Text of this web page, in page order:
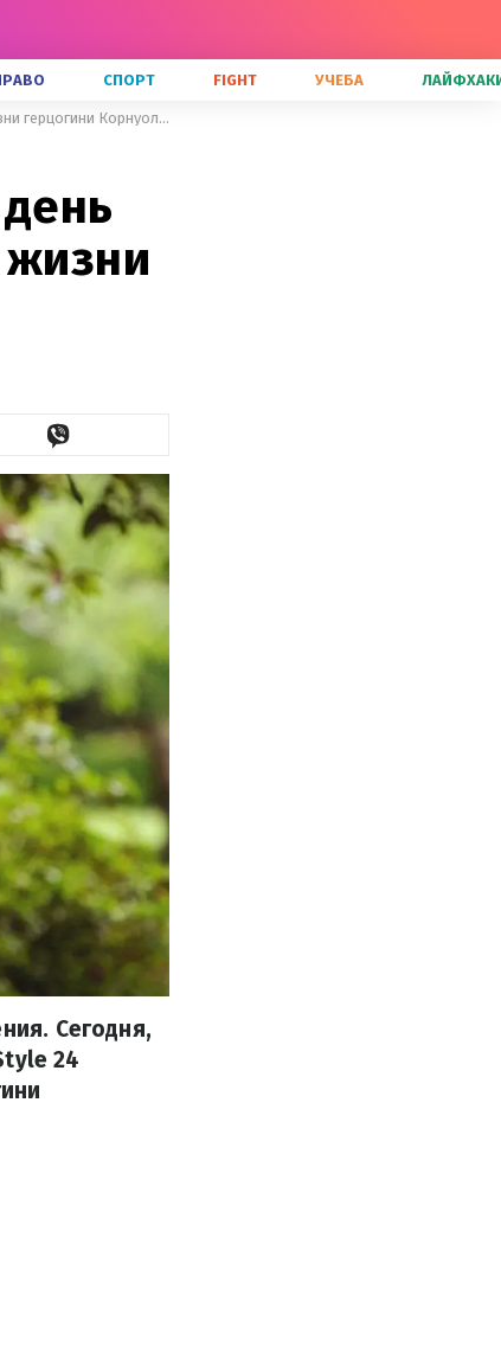
СПОРТ FIGHT УЧЕБА
Жена принца Чарльза празднует день рождения: интересные факты из жизни герцогини Корнуольской
Сегодня,
24